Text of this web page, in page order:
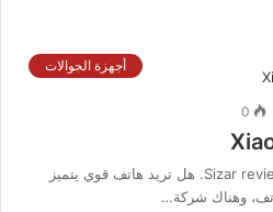
أجهزة الجوالات
0
أنا سيزار وأرحب بكم في قناة Sizar reviews. هل تريد هاتف قوي يتميز
وهناك شركة…